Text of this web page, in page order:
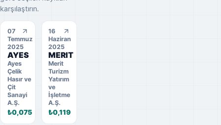
karşılaştırın.
07
Temmuz
2025
AYES
Ayes
Çelik
Hasır ve
Çit
Sanayi
A.Ş.
₺0,075
16
Haziran
2025
MERIT
Merit
Turizm
Yatırım
ve
İşletme
A.Ş.
₺0,119